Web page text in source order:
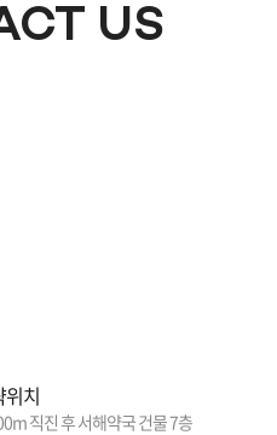
US
위치
직진 후 서해약국 건물 7층